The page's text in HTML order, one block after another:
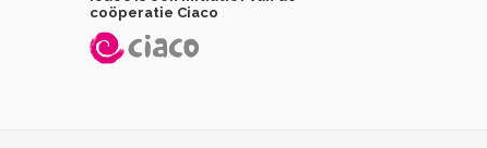
coöperatie Ciaco